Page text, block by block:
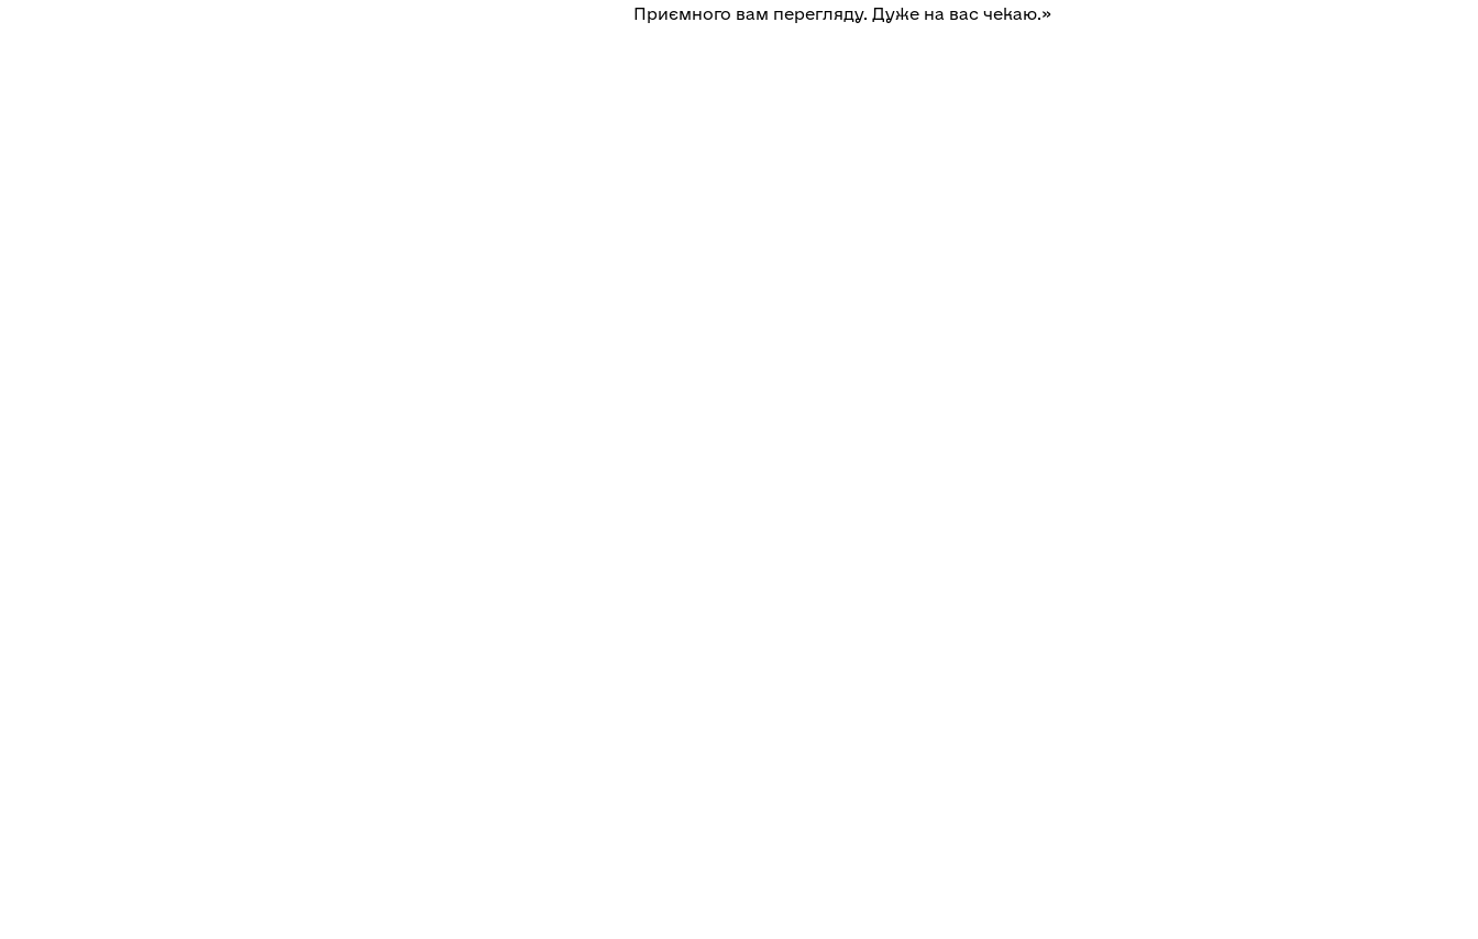
Приємного вам перегляду. Дуже на вас чекаю.»